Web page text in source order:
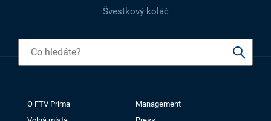
Švestkový koláč
O FTV Prima
Management